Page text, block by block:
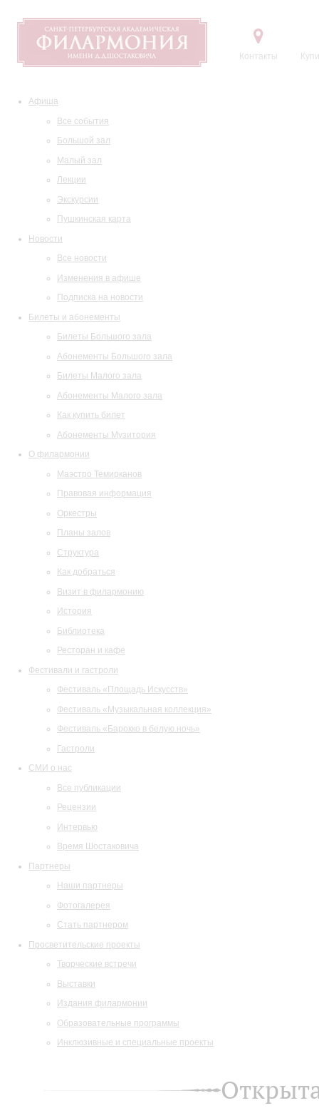
Контакты
Афиша
Все события
Большой зал
Малый зал
Лекции
Экскурсии
Пушкинская карта
Новости
Все новости
Изменения в афише
Подписка на новости
Билеты и абонементы
Билеты Большого зала
Абонементы Большого зала
Билеты Малого зала
Абонементы Малого зала
Как купить билет
Абонементы Музитория
О филармонии
Маэстро Темирканов
Правовая информация
Оркестры
Планы залов
Структура
Как добраться
Визит в филармонию
История
Библиотека
Ресторан и кафе
Фестивали и гастроли
Фестиваль «Площадь Искусств»
Фестиваль «Музыкальная коллекция»
Фестиваль «Барокко в белую ночь»
Гастроли
СМИ о нас
Все публикации
Рецензии
Интервью
Время Шостаковича
Партнеры
Наши партнеры
Фотогалерея
Стать партнером
Просветительские проекты
Творческие встречи
Выставки
Издания филармонии
Образовательные программы
Инклюзивные и специальные проекты